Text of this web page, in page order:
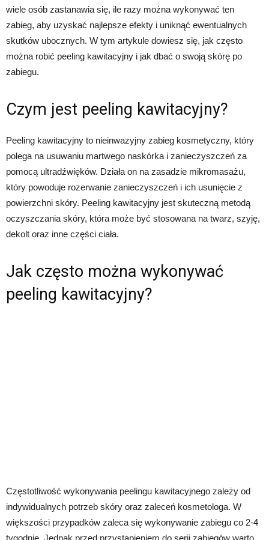
wiele osób zastanawia się, ile razy można wykonywać ten
zabieg, aby uzyskać najlepsze efekty i uniknąć ewentualnych
skutków ubocznych. W tym artykule dowiesz się, jak często
można robić peeling kawitacyjny i jak dbać o swoją skórę po
zabiegu.
Czym jest peeling kawitacyjny?
Peeling kawitacyjny to nieinwazyjny zabieg kosmetyczny, który
polega na usuwaniu martwego naskórka i zanieczyszczeń za
pomocą ultradźwięków. Działa on na zasadzie mikromasażu,
który powoduje rozerwanie zanieczyszczeń i ich usunięcie z
powierzchni skóry. Peeling kawitacyjny jest skuteczną metodą
oczyszczania skóry, która może być stosowana na twarz, szyję,
dekolt oraz inne części ciała.
Jak często można wykonywać
peeling kawitacyjny?
Częstotliwość wykonywania peelingu kawitacyjnego zależy od
indywidualnych potrzeb skóry oraz zaleceń kosmetologa. W
większości przypadków zaleca się wykonywanie zabiegu co 2-4